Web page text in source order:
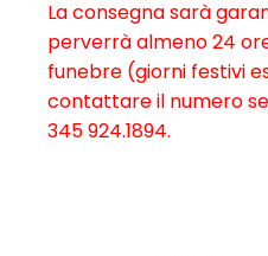
La consegna sarà
perverrà almeno 24
funebre (giorni festivi
contattare il numero
345 924.1894.